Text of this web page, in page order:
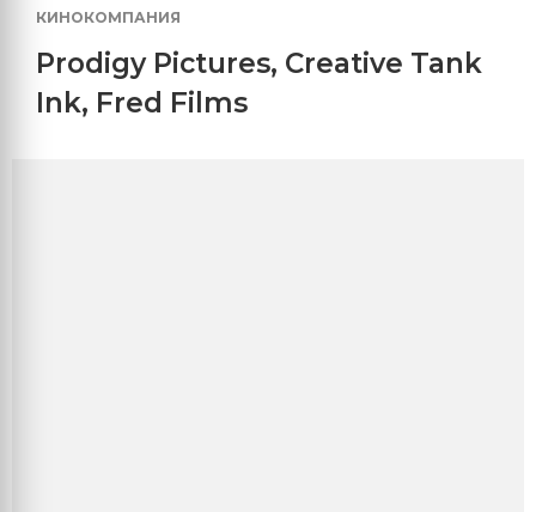
КИНОКОМПАНИЯ
Prodigy Pictures, Creative Tank
Ink, Fred Films